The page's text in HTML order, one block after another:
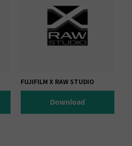
FUJIFILM X RAW STUDIO
Download